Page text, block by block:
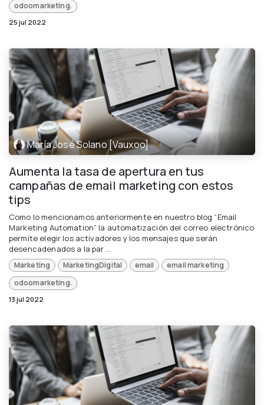
odoomarketing.
25 jul 2022
María José Solano [Vauxoo]
Aumenta la tasa de apertura en tus
campañas de email marketing con estos
tips
Como lo mencionamos anteriormente en nuestro blog “Email
Marketing Automation” la automatización del correo electrónico
permite elegir los activadores y los mensajes que serán
desencadenados a la par ...
Marketing MarketingDigital email
email marketing
odoomarketing.
13 jul 2022